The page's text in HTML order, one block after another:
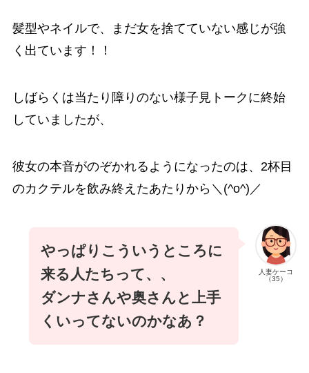
髪型やネイルで、まだ女を捨てていない感じが強
く出ています！！
しばらくは当たり障りのない様子見トークに終始
していましたが、
彼女の本音がのぞかれるようになったのは、2杯目
のカクテルを飲み終えたあたりから＼(^o^)／
人妻ケーコ
（35）
やっぱりこういうところに
来る人たちって、、
ダンナさんや奥さんと上手
くいってないのかなあ？